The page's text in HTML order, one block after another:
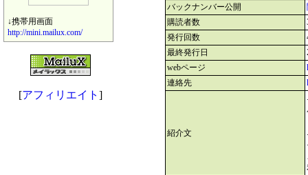
↓携帯用画面
http://mini.mailux.com/
[アフィリエイト ]
バックナンバー公開
購読者数
発行回数
最終発行日
webページ
連絡先
紹介文